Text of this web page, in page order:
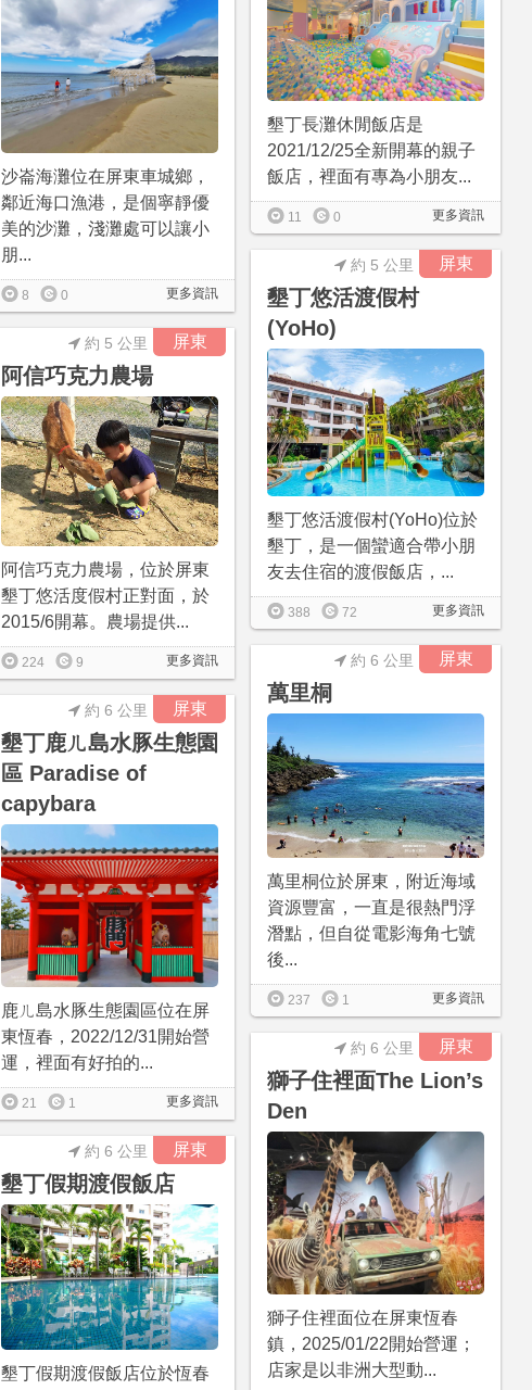
墾丁長灘休閒飯店是
2021/12/25全新開幕的親子
飯店，裡面有專為小朋友...
更多資訊
11 0
沙崙海灘位在屏東車城鄉，
鄰近海口漁港，是個寧靜優
美的沙灘，淺灘處可以讓小
朋...
更多資訊
8 0
屏東
墾丁悠活渡假村
(YoHo)
約 5 公里
墾丁悠活渡假村(YoHo)位於
墾丁，是一個蠻適合帶小朋
友去住宿的渡假飯店，...
更多資訊
388 72
屏東
阿信巧克力農場
約 5 公里
阿信巧克力農場，位於屏東
墾丁悠活度假村正對面，於
2015/6開幕。農場提供...
更多資訊
224 9 屏東
萬里桐
約 6 公里
萬里桐位於屏東，附近海域
資源豐富，一直是很熱門浮
潛點，但自從電影海角七號
後...
更多資訊
237 1
屏東
墾丁鹿ㄦ島水豚生態園
區 Paradise of
capybara
約 6 公里
鹿ㄦ島水豚生態園區位在屏
東恆春，2022/12/31開始營
運，裡面有好拍的...
更多資訊
21 1
屏東
獅子住裡面The Lion’s
Den
約 6 公里
獅子住裡面位在屏東恆春
鎮，2025/01/22開始營運；
店家是以非洲大型動...
屏東
墾丁假期渡假飯店
約 6 公里
墾丁假期渡假飯店位於恆春